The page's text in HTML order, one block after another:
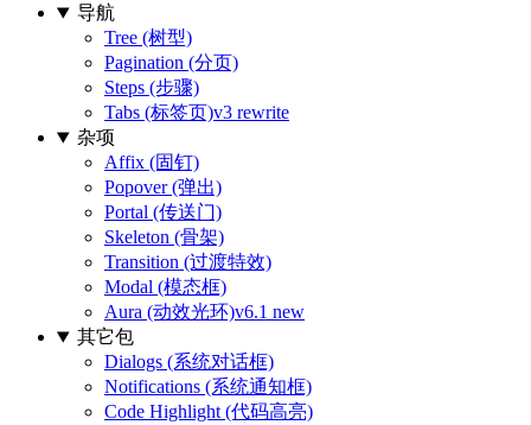
导航
Tree (树型)
Pagination (分页)
Steps (步骤)
Tabs (标签页)v3 rewrite
杂项
Affix (固钉)
Popover (弹出)
Portal (传送门)
Skeleton (骨架)
Transition (过渡特效)
Modal (模态框)
Aura (动效光环)v6.1 new
其它包
Dialogs (系统对话框)
Notifications (系统通知框)
Code Highlight (代码高亮)